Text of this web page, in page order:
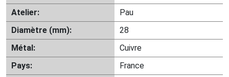
Atelier:
Pau
Diamètre (mm):
28
Métal:
Cuivre
Pays:
France